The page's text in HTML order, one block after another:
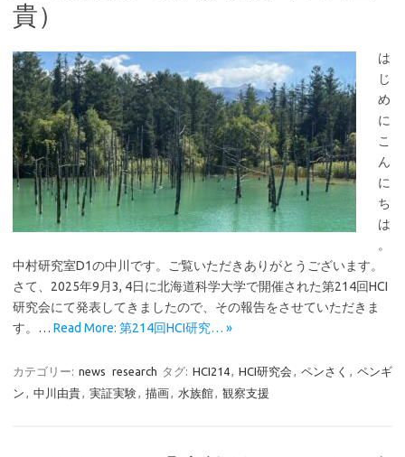
貴）
は
じ
め
に
こ
ん
に
ち
は
。
中村研究室D1の中川です。ご覧いただきありがとうございます。
さて、2025年9月3, 4日に北海道科学大学で開催された第214回HCI
研究会にて発表してきましたので、その報告をさせていただきま
す。… Read More: 第214回HCI研究… »
カテゴリー: news research タグ: HCI214, HCI研究会 , ペンさく , ペンギ
ン , 中川由貴, 実証実験, 描画, 水族館, 観察支援